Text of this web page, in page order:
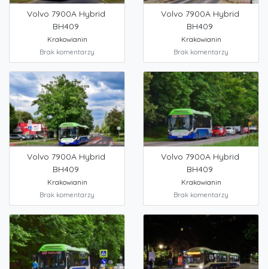
Volvo 7900A Hybrid
BH409
Krakowianin
Brak komentarzy
Volvo 7900A Hybrid
BH409
Krakowianin
Brak komentarzy
Volvo 7900A Hybrid
BH409
Krakowianin
Brak komentarzy
Volvo 7900A Hybrid
BH409
Krakowianin
Brak komentarzy